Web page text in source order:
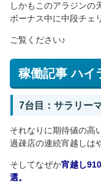
しかもこのアラジンの
ボーナス中に中段チェ
ご覧ください♪
稼働記事 ハイ
7台目：サラリー
それなりに期待値の高
過疎店の連続宵越しは
そしてなぜか宵越し
選。